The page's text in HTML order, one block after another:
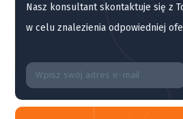
Nasz konsultant skontaktuje się z
w celu znalezienia odpowiedniej